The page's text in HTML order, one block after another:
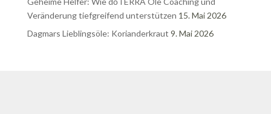
Veränderung tiefgreifend unterstützen 15. Mai 2026
Dagmars Lieblingsöle: Korianderkraut 9. Mai 2026